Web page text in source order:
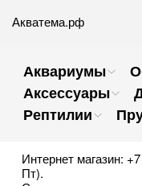
Акватема.рф
Аквариумы
Аксессуары
Рептилии
Интернет магазин:
Пт).